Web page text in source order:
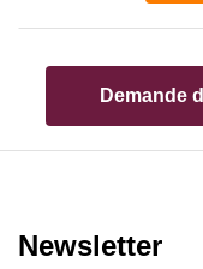
Demande
Newsletter